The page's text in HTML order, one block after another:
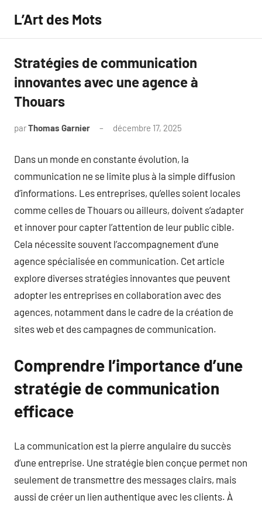
contenu
L’Art des Mots
Stratégies de communication
innovantes avec une agence à
Thouars
parThomas Garnier décembre 17, 2025
Dans un monde en constante évolution, la
communication ne se limite plus à la simple diffusion
d’informations. Les entreprises, qu’elles soient locales
comme celles de Thouars ou ailleurs, doivent s’adapter
et innover pour capter l’attention de leur public cible.
Cela nécessite souvent l’accompagnement d’une
agence spécialisée en communication. Cet article
explore diverses stratégies innovantes que peuvent
adopter les entreprises en collaboration avec des
agences, notamment dans le cadre de la création de
sites web et des campagnes de communication.
Comprendre l’importance d’une
stratégie de communication
efficace
La communication est la pierre angulaire du succès
d’une entreprise. Une stratégie bien conçue permet non
seulement de transmettre des messages clairs, mais
aussi de créer un lien authentique avec les clients. À